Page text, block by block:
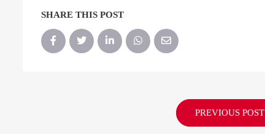
SHARE THIS POST
PREVIOUS POST